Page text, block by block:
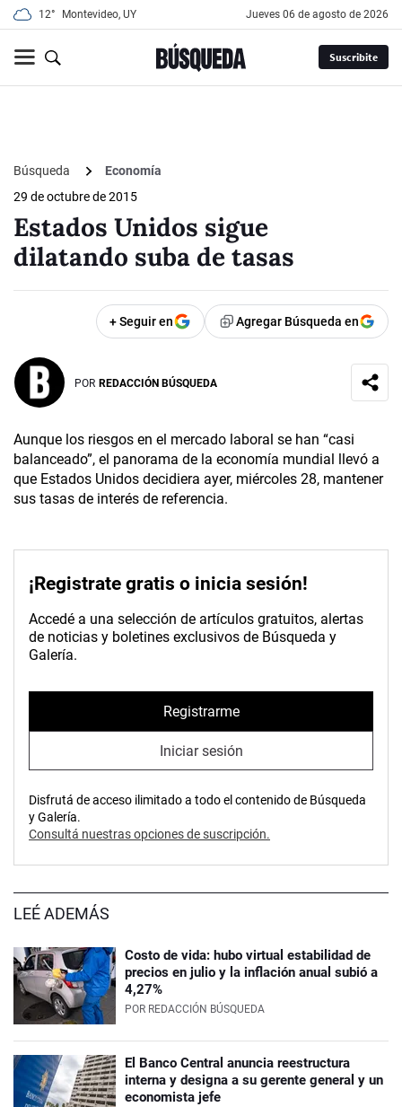
12° Montevideo, UY jueves 06 de agosto de 2026
Suscribite
Búsqueda
Economía
29 de octubre de 2015
Estados Unidos sigue
dilatando suba de tasas
+ Seguir en Agregar Búsqueda en
POR REDACCIÓN BÚSQUEDA
Aunque los riesgos en el mercado laboral se han “casi
balanceado”, el panorama de la economía mundial llevó a
que Estados Unidos decidiera ayer, miércoles 28, mantener
sus tasas de interés de referencia.
¡Registrate gratis o inicia sesión!
Accedé a una selección de artículos gratuitos, alertas
de noticias y boletines exclusivos de Búsqueda y
Galería.
Registrarme
Iniciar sesión
Disfrutá de acceso ilimitado a todo el contenido de Búsqueda
y Galería.
Consultá nuestras opciones de suscripción.
LEÉ ADEMÁS
Costo de vida: hubo virtual estabilidad de
precios en julio y la inflación anual subió a
4,27%
POR REDACCIÓN BÚSQUEDA
El Banco Central anuncia reestructura
interna y designa a su gerente general y un
economista jefe